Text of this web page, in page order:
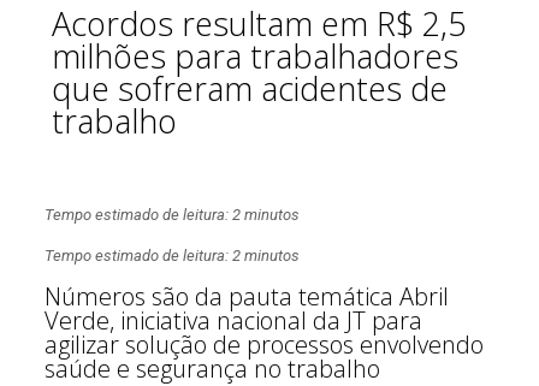
Acordos resultam em R$ 2,5
milhões para trabalhadores
que sofreram acidentes de
trabalho
Tempo estimado de leitura: 2 minutos
Tempo estimado de leitura: 2 minutos
Números são da pauta temática Abril
Verde, iniciativa nacional da JT para
agilizar solução de processos envolvendo
saúde e segurança no trabalho